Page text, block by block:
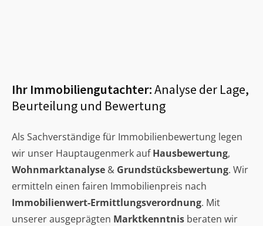
Ihr Immobiliengutachter:Analyse der Lage,
Beurteilung und Bewertung
Als Sachverständige für Immobilienbewertung legen
wir unser Hauptaugenmerk aufHausbewertung,
Wohnmarktanalyse & Grundstücksbewertung. Wir
ermitteln einen fairen Immobilienpreis nach
Immobilienwert-Ermittlungsverordnung. Mit
unserer ausgeprägten Marktkenntnis beraten wir